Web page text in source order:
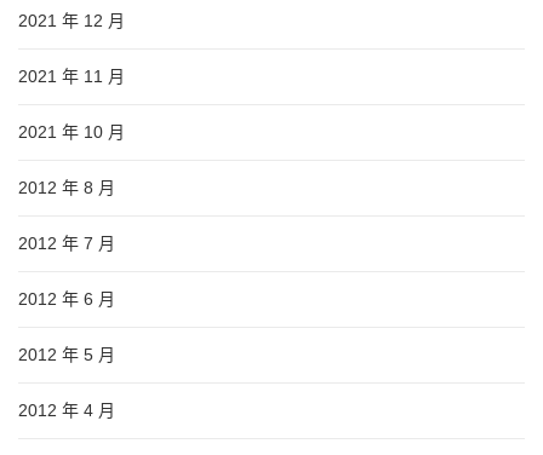
2021 年 12 月
2021 年 11 月
2021 年 10 月
2012 年 8 月
2012 年 7 月
2012 年 6 月
2012 年 5 月
2012 年 4 月